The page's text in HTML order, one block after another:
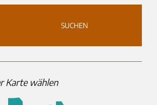
					SUCHEN
Karte wählen